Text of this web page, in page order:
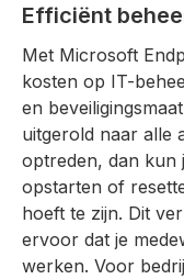
Efficiënt
Met Microsoft
kosten op IT-
en
uitgerold naar alle
optreden, dan kun
opstarten of
hoeft te zijn. Dit
ervoor dat je
werken. Voor